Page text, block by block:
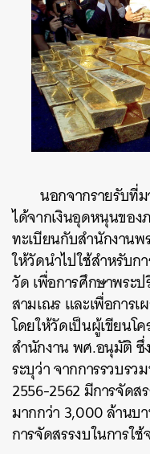
นอกจากรายรับที่
ได้จากเงินอุดหนุนขอ
ทะเบียนกับสำนักงาน
ให้วัดนำไปใช้สำหรับ
วัด เพื่อการศึกษาพระ
สามเณร และเพื่อการ
โดยให้วัดเป็นผู้เขียนโ
สำนักงาน พศ.อนุมัติ ซึ่
ระบุว่า จากการรวบร
2556-2562 มีการจัดส
มากกว่า 3,000 ล้านบ
การจัดสรรงบในการใ